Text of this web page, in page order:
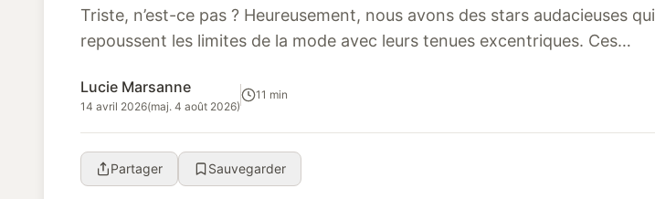
Triste, n’est-ce pas ? Heureusement, nous avons des stars audacieuses qui
repoussent les limites de la mode avec leurs tenues excentriques. Ces
Lucie Marsanne
14 avril 2026(maj. 4 août 2026)
11 min
Partager Sauvegarder